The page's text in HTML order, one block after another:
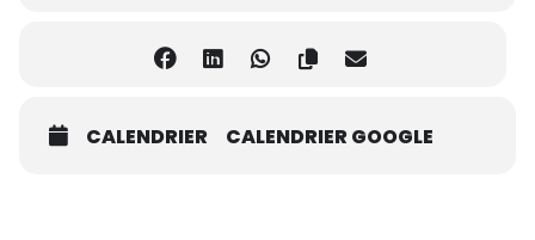
CALENDRIER CALENDRIER GOOGLE